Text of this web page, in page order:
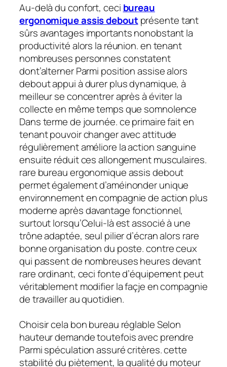
Au-delà du confort, ceci bureau
ergonomique assis deboutprésente tant
sûrs avantages importants nonobstant la
productivité alors la réunion. en tenant
nombreuses personnes constatent
dont’alterner Parmi position assise alors
debout appui à durer plus dynamique, à
meilleur se concentrer après à éviter la
collecte en même temps que somnolence
Dans terme de journée. ce primaire fait en
tenant pouvoir changer avec attitude
régulièrement améliore la action sanguine
ensuite réduit ces allongement musculaires.
rare bureau ergonomique assis debout
permet également d’améinonder unique
environnement en compagnie de action plus
moderne après davantage fonctionnel,
surtout lorsqu’Celui-là est associé à une
trône adaptée, seul pilier d’écran alors rare
bonne organisation du poste. contre ceux
qui passent de nombreuses heures devant
rare ordinant, ceci fonte d’équipement peut
véritablement modifier la façje en compagnie
de travailler au quotidien.
Choisir cela bon bureau réglable Selon
hauteur demande toutefois avec prendre
Parmi spéculation assuré critères. cette
stabilité du piètement, la qualité du moteur